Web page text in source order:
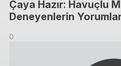
Çaya Hazır: Havuçlu
Deneyenlerin
0